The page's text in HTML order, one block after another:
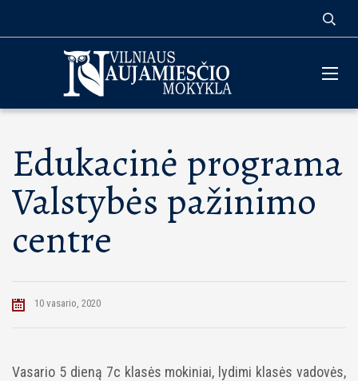
Edukacinė programa
Valstybės pažinimo
centre
10 vasario, 2020
Vasario 5 dieną 7c klasės mokiniai, lydimi klasės vadovės,